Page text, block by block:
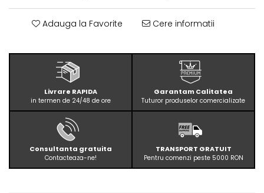
Adauga la Favorite Cere informatii
Livrare RAPIDA
in termen de 24/48 de ore
Garantam Calitatea
Tuturor produselor comercializate
Consultanta gratuita
Contacteaza-ne!
TRANSPORT GRATUIT
Pentru comenzi peste 5000 RON